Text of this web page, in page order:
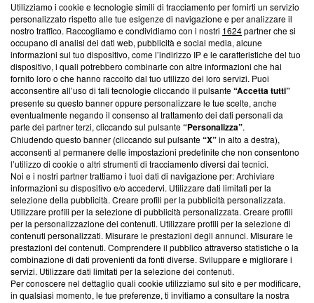
Questa sezione offre informazioni trasparenti su Blasting
News, sui nostri processi editoriali e su come ci impegniamo a
creare news di qualità. Inoltre, afferma la nostra aderenza a
‘Trust Project - News with Integrity’Blasting News non è
ancora membro del programma, ma ha richiesto di farne
parte; Trust Project non ha ancora effettuato una verifica di
conformità agli standard.
Su di noi
Team editoriale
Corporate
Redazione
Informativa Privacy
Cookie Policy
Blasting SA, IDI CHE-247.845.224, Via Carlo Frasca, 3 - 6900
Lugano (Svizzera) Tel:+39 0690258937
Utilizziamo i cookie e tecnologie simili di tracciamento per fornirti un servizio
personalizzato rispetto alle tue esigenze di navigazione e per analizzare il
nostro traffico. Raccogliamo e condividiamo con i nostri 1624partner che si
occupano di analisi dei dati web, pubblicità e social media, alcune
informazioni sul tuo dispositivo, come l’indirizzo IP e le caratteristiche del tuo
dispositivo, i quali potrebbero combinarle con altre informazioni che hai
fornito loro o che hanno raccolto dal tuo utilizzo dei loro servizi. Puoi
acconsentire all’uso di tali tecnologie cliccando il pulsante“Accetta tutti”
presente su questo banner oppure personalizzare le tue scelte, anche
eventualmente negando il consenso al trattamento dei dati personali da
parte dei partner terzi, cliccando sul pulsante“Personalizza”.
Chiudendo questo banner (cliccando sul pulsante“X”in alto a destra),
acconsenti al permanere delle impostazioni predefinite che non consentono
l’utilizzo di cookie o altri strumenti di tracciamento diversi dai tecnici.
Noi e i nostri partner trattiamo i tuoi dati di navigazione per: Archiviare
informazioni su dispositivo e/o accedervi. Utilizzare dati limitati per la
selezione della pubblicità. Creare profili per la pubblicità personalizzata.
Utilizzare profili per la selezione di pubblicità personalizzata. Creare profili
per la personalizzazione dei contenuti. Utilizzare profili per la selezione di
contenuti personalizzati. Misurare le prestazioni degli annunci. Misurare le
prestazioni dei contenuti. Comprendere il pubblico attraverso statistiche o la
combinazione di dati provenienti da fonti diverse. Sviluppare e migliorare i
servizi. Utilizzare dati limitati per la selezione dei contenuti.
Per conoscere nel dettaglio quali cookie utilizziamo sul sito e per modificare,
in qualsiasi momento, le tue preferenze, ti invitiamo a consultare la nostra